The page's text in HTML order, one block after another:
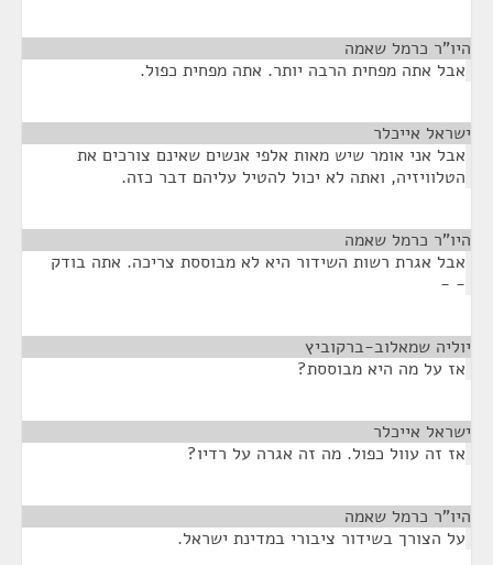
היו"ר כרמל שאמה
אבל אתה מפחית הרבה יותר. אתה מפחית כפול.
ישראל אייכלר
אבל אני אומר שיש מאות אלפי אנשים שאינם צורכים את
הטלוויזיה, ואתה לא יכול להטיל עליהם דבר כזה.
היו"ר כרמל שאמה
אבל אגרת רשות השידור היא לא מבוססת צריכה. אתה בודק
- -
יוליה שמאלוב-ברקוביץ
אז על מה היא מבוססת?
ישראל אייכלר
אז זה עוול כפול. מה זה אגרה על רדיו?
היו"ר כרמל שאמה
על הצורך בשידור ציבורי במדינת ישראל.